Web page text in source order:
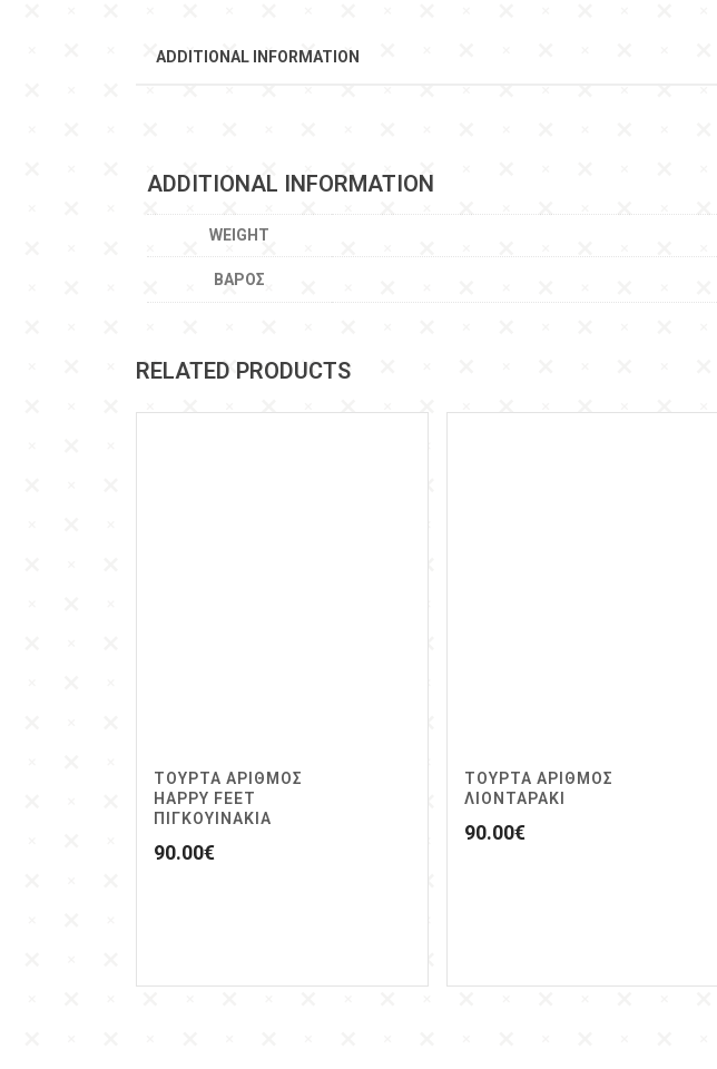
ADDITIONAL INFORMATION
ADDITIONAL INFORMATION
WEIGHT
ΒΆΡΟΣ
RELATED PRODUCTS
ΤΟΥΡΤΑ ΑΡΙΘΜΟΣ
HAPPY FEET
ΠΙΓΚΟΥΙΝΑΚΙΑ
90.00€
ΤΟΥΡΤΑ ΑΡΙΘΜΟΣ
ΛΙΟΝΤΑΡΑΚΙ
90.00€